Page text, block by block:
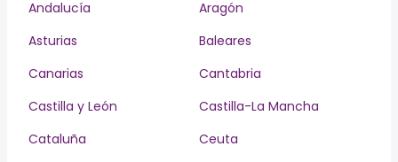
Andalucía
Aragón
Asturias
Baleares
Canarias
Cantabria
Castilla y León
Castilla-La Mancha
Cataluña
Ceuta